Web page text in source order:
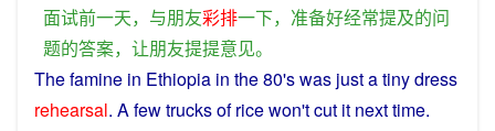
面试前一天， 与朋友彩排一下， 准备好经常提及的问
题的答案， 让朋友提提意见。
Thefamine in Ethiopia in the 80'swas justatinydress
rehearsal. Afewtrucksofricewon't cut it nexttime.